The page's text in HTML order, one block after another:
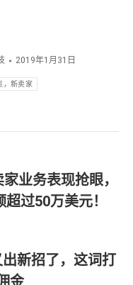
2019年1月31日
，新卖家
业务表现抢眼，
过50万美元！
新招了，这词打
金